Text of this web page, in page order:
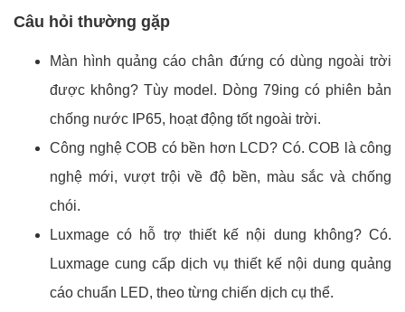
Câu hỏi thường gặp
Màn hình quảng cáo chân đứng có dùng ngoài trời
được không? Tùy model. Dòng 79ing có phiên bản
chống nước IP65, hoạt động tốt ngoài trời.
Công nghệ COB có bền hơn LCD? Có. COB là công
nghệ mới, vượt trội về độ bền, màu sắc và chống
chói.
Luxmage có hỗ trợ thiết kế nội dung không? Có.
Luxmage cung cấp dịch vụ thiết kế nội dung quảng
cáo chuẩn LED, theo từng chiến dịch cụ thể.